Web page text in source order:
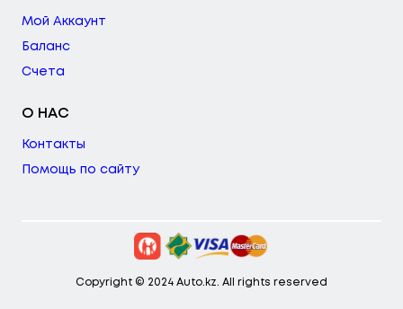
Мой Аккаунт
Баланс
Счета
О НАС
Контакты
Помощь по сайту
Copyright © 2024 Auto.kz. All rights reserved